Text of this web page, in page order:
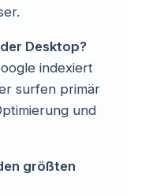
Desktop?
indexiert
surfen primär
und
größten